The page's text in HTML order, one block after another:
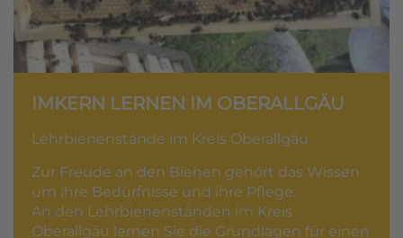
IMKERN LERNEN IM OBERALLGÄU
Lehrbienenstände im Kreis Oberallgäu
Zur Freude an den Bienen gehört das Wissen
um ihre Bedürfnisse und ihre Pflege.
An den Lehrbienenständen im Kreis
Oberallgäu lernen Sie die Grundlagen für einen